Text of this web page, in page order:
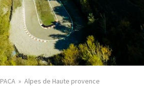
PACA Alpes de Haute provence